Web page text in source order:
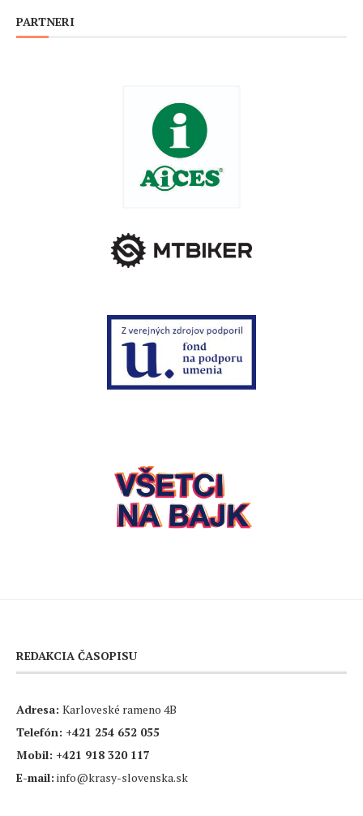
PARTNERI
REDAKCIA ČASOPISU
Adresa: Karloveské rameno 4B
Telefón: +421 254 652 055
Mobil: +421 918 320 117
E-mail: info@krasy-slovenska.sk